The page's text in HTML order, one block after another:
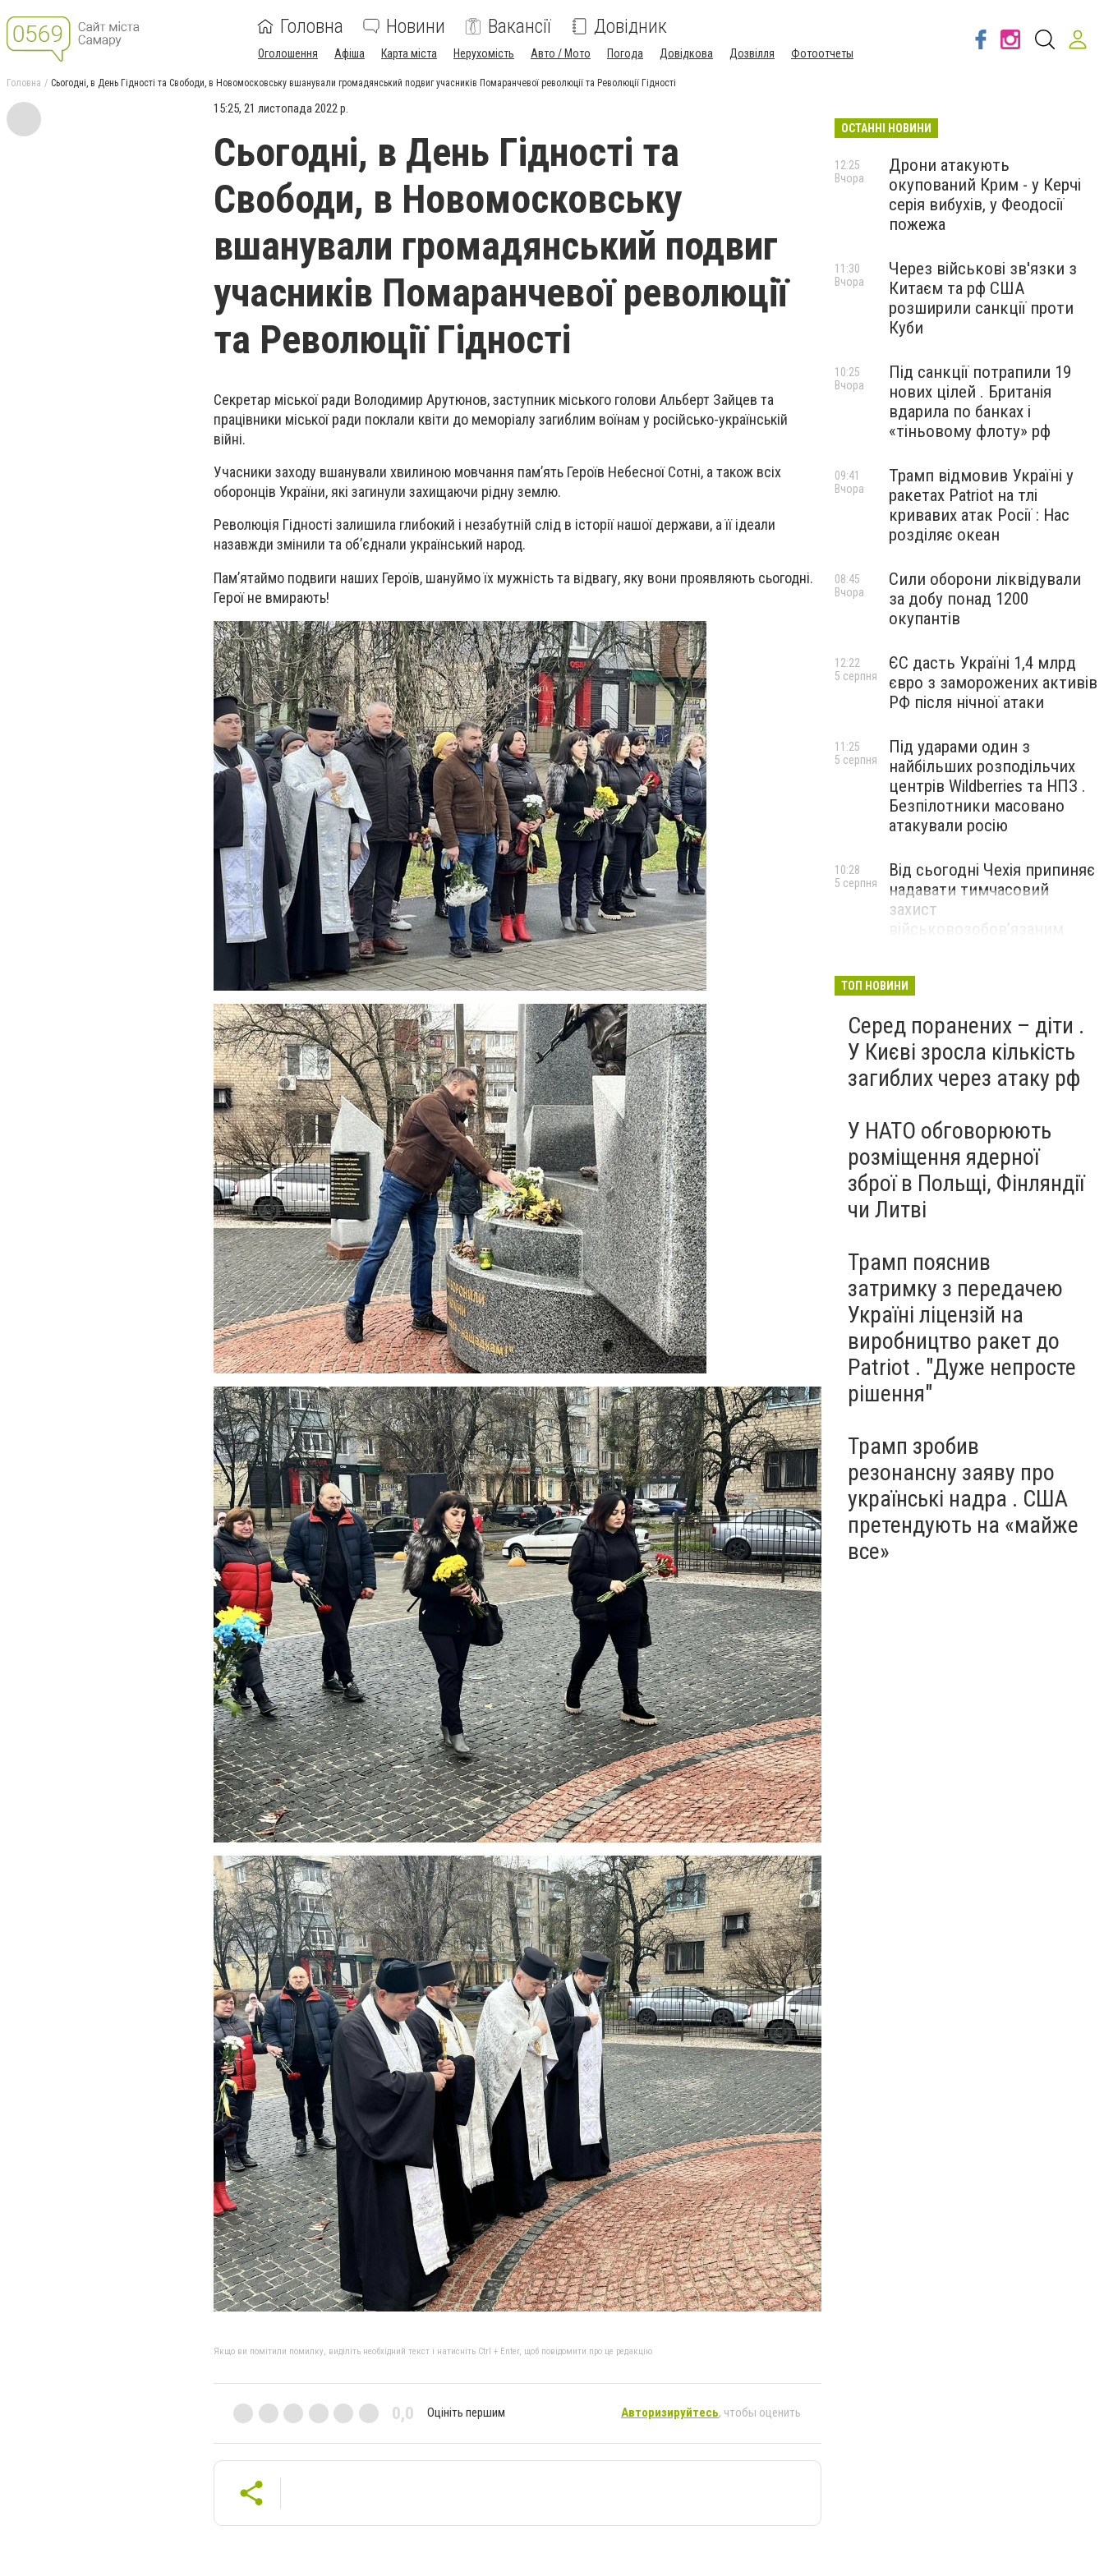
Головна Новини Вакансії Довідник
Оголошення Афіша Карта міста Нерухомість Авто / Мото Погода Довідкова Дозвілля Фотоотчеты
Головна Сьогодні, в День Гідності та Свободи, в Новомосковську вшанували громадянський подвиг учасників Помаранчевої революції та Революції Гідності
15:25, 21 листопада 2022 р.
Сьогодні, в День Гідності та
Свободи, в Новомосковську
вшанували громадянський подвиг
учасників Помаранчевої революції
та Революції Гідності
Секретар міської ради Володимир Арутюнов, заступник міського голови Альберт Зайцев та
працівники міської ради поклали квіти до меморіалу загиблим воїнам у російсько-українській
війні.
Учасники заходу вшанували хвилиною мовчання пам’ять Героїв Небесної Сотні, а також всіх
оборонців України, які загинули захищаючи рідну землю.
Революція Гідності залишила глибокий і незабутній слід в історії нашої держави, а її ідеали
назавжди змінили та об’єднали український народ.
Пам’ятаймо подвиги наших Героїв, шануймо їх мужність та відвагу, яку вони проявляють сьогодні.
Герої не вмирають!
Якщо ви помітили помилку, виділіть необхідний текст і натисніть Ctrl + Enter, щоб повідомити про це редакцію
0,0 Оцініть першим Авторизируйтесь, чтобы оценить
ОСТАННІ НОВИНИ
Дрони атакують
окупований Крим - у Керчі
серія вибухів, у Феодосії
пожежа
12:25
Вчора
Через військові зв'язки з
Китаєм та рф США
розширили санкції проти
Куби
11:30
Вчора
Під санкції потрапили 19
нових цілей . Британія
вдарила по банках і
«тіньовому флоту» рф
10:25
Вчора
Трамп відмовив Україні у
ракетах Patriot на тлі
кривавих атак Росії : Нас
розділяє океан
09:41
Вчора
Сили оборони ліквідували
за добу понад 1200
окупантів
08:45
Вчора
ЄС дасть Україні 1,4 млрд
євро з заморожених активів
РФ після нічної атаки
12:22
5 серпня
Під ударами один з
найбільших розподільчих
центрів Wildberries та НПЗ .
Безпілотники масовано
атакували росію
11:25
5 серпня
Від сьогодні Чехія припиняє
надавати тимчасовий
захист
військовозобов’язаним
10:28
5 серпня
ТОП НОВИНИ
Серед поранених – діти .
У Києві зросла кількість
загиблих через атаку рф
У НАТО обговорюють
розміщення ядерної
зброї в Польщі, Фінляндії
чи Литві
Трамп пояснив
затримку з передачею
Україні ліцензій на
виробництво ракет до
Patriot . "Дуже непросте
рішення"
Трамп зробив
резонансну заяву про
українські надра . США
претендують на «майже
все»